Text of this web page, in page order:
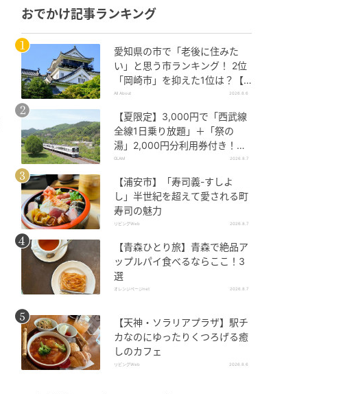
おでかけ記事ランキング
愛知県の市で「老後に住みた
い」と思う市ランキング！ 2位
「岡崎市」を抑えた1位は？【2
026年調査】
All About 2026.8.6
【夏限定】3,000円で「西武線
全線1日乗り放題」＋「祭の
湯」2,000円分利用券付き！
『秩父 夏のおでかけきっぷ』で
GLAM 2026.8.7
【浦安市】「寿司義-すしよ
し」半世紀を超えて愛される町
寿司の魅力
リビングWeb 2026.8.7
【青森ひとり旅】青森で絶品ア
ップルパイ食べるならここ！3
選
オレンジページnet 2026.8.7
【天神・ソラリアプラザ】駅チ
カなのにゆったりくつろげる癒
しのカフェ
リビングWeb 2026.8.6